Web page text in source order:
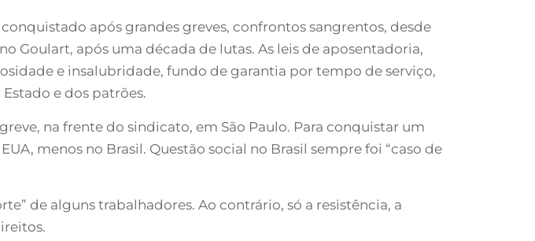
após grandes greves, confrontos sangrentos, desde
Goulart, após uma década de lutas. As leis de aposentadoria,
e insalubridade, fundo de garantia por tempo de serviço,
e dos patrões.
na frente do sindicato, em São Paulo. Para conquistar um
menos no Brasil. Questão social no Brasil sempre foi “caso de
de alguns trabalhadores. Ao contrário, só a resistência, a